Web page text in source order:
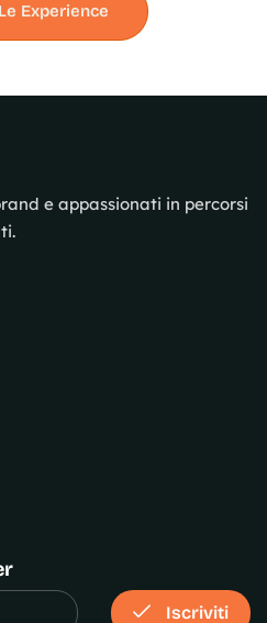
Experience
e appassionati in percorsi
Iscriviti